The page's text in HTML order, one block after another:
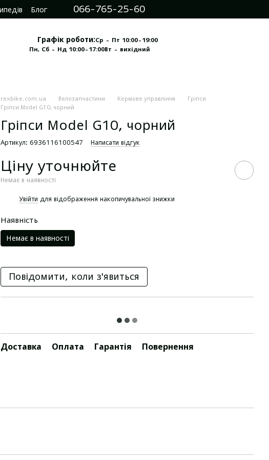
Блог
066-765-25-60
Графік роботи:Ср - Пт 10:00-19:00
Пн, Сб - Нд 10:00-17:00Вт - вихідний
rexbike.com.ua Велозапчастини Кермове управління
Гріпси
Гріпси Model G10, чорний
Гріпси Model G10, чорний
Артикул: 6936116100547 Написати відгук
Ціну уточнюйте
Немає в наявності
Увійти для відображення накопичувальної знижки
Наявність
Немає в наявності
Повідомити, коли з'явиться
Доставка Оплата Гарантія Повернення